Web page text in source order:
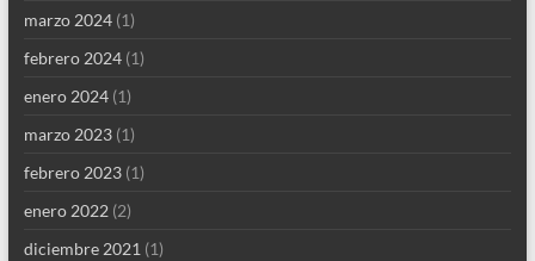
marzo 2024(1)
febrero 2024(1)
enero 2024(1)
marzo 2023(1)
febrero 2023(1)
enero 2022(2)
diciembre 2021 (1)